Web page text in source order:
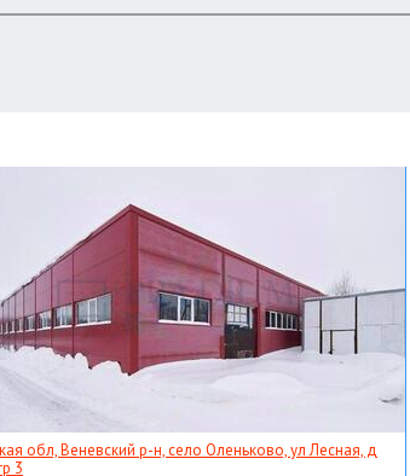
обл, Веневский р-н, село Оленьково, ул Лесная, д
3